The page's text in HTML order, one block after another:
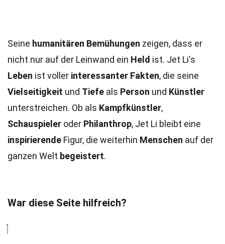
Seine humanitären Bemühungen zeigen, dass er
nicht nur auf der Leinwand ein Held ist. Jet Li's
Leben ist voller interessanter Fakten, die seine
Vielseitigkeit und Tiefe als Person und Künstler
unterstreichen. Ob als Kampfkünstler,
Schauspieler oder Philanthrop, Jet Li bleibt eine
inspirierende Figur, die weiterhin Menschen auf der
ganzen Welt begeistert.
War diese Seite hilfreich?